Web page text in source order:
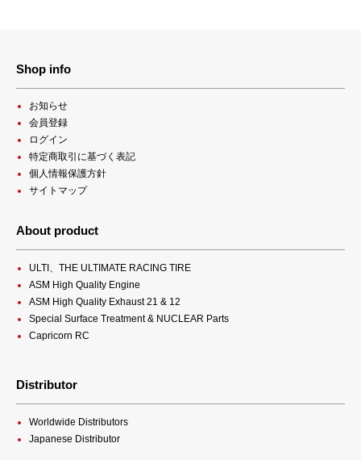
Shop info
お知らせ
会員登録
ログイン
特定商取引に基づく表記
個人情報保護方針
サイトマップ
About product
ULTI、THE ULTIMATE RACING TIRE
ASM High Quality Engine
ASM High Quality Exhaust 21 & 12
Special Surface Treatment & NUCLEAR Parts
Capricorn RC
Distributor
Worldwide Distributors
Japanese Distributor